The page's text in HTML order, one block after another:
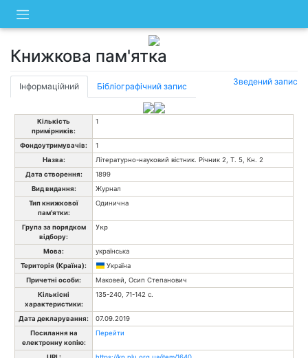
content
Книжкова пам'ятка
Інформаційний Бібліографічний запис Зведений запис
Кількість
примірників:
1
Фондоутримувачів:
1
Назва:
Літературно-науковий вістник. Річник 2, Т. 5, Кн. 2
Дата створення:
1899
Вид видання:
Журнал
Тип книжкової
пам'ятки:
Одинична
Група за порядком
відбору:
Укр
Мова:
українська
Територія (Країна):
Україна
Причетні особи:
Маковей, Осип Степанович
Кількісні
характеристики:
135-240, 71-142 с.
Дата декларування:
07.09.2019
Посилання на
електронну копію:
Перейти